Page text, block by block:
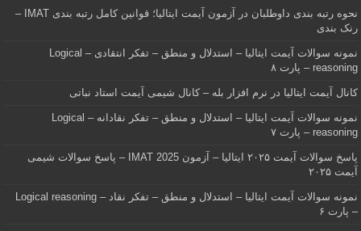
نحوه رتبه بندی داوطلبان در آزمون آیمت ایتالیا؛ قوانین کامل رتبه بندی IMAT –
رنک بندی
نمونه سوالات آیمت ایتالیا – استدلال و منطق – تفکر انتقادی – Logical
reasoning – پارت ۸
کانال آیمت ایتالیا در نرم افزار بله – کانال شیمی آیمت استاد نباتی
نمونه سوالات آیمت ایتالیا – استدلال و منطق – تفکر نقادانه – Logical
reasoning – پارت ۷
پاسخ سوالات آیمت ۲۰۲۵ ایتالیا – آزمون IMAT 2025 – پاسخ سوالات شیمی
آیمت ۲۰۲۵
نمونه سوالات آیمت ایتالیا – استدلال و منطق – تفکر نقاد – Logical reasoning
– پارت ۶